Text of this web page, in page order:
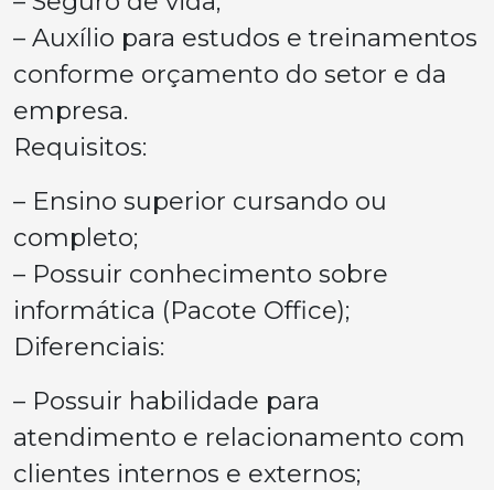
– Auxílio para estudos e treinamentos
conforme orçamento do setor e da
empresa.
Requisitos:
– Ensino superior cursando ou
completo;
– Possuir conhecimento sobre
informática (Pacote Office);
Diferenciais:
– Possuir habilidade para
atendimento e relacionamento com
clientes internos e externos;